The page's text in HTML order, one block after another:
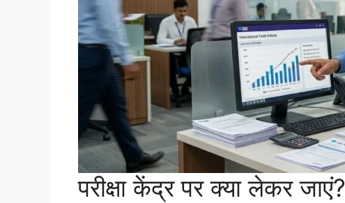
परीक्षा केंद्र पर क्या लेकर जाएं?